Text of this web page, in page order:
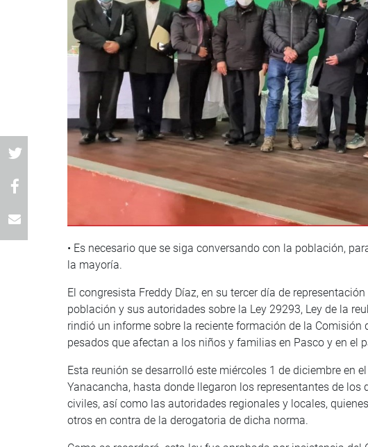
• Es necesario que se siga conversando con la población,
la mayoría.
El congresista Freddy Díaz, en su tercer día de
población y sus autoridades sobre la Ley 29293, Ley de la
rindió un informe sobre la reciente formación de la
pesados que afectan a los niños y familias en Pasco y en el
Esta reunión se desarrolló este miércoles 1 de diciembre en
Yanacancha, hasta donde llegaron los representantes de
civiles, así como las autoridades regionales y locales,
otros en contra de la derogatoria de dicha norma.